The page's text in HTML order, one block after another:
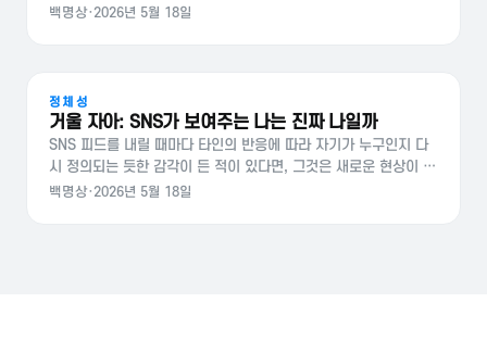
식이다. 둘은 비슷해 보이지만 결이 꽤 다르다. 자존감과 자기연민
백명상· 2026년 5월 18일
정체성
거울 자아: SNS가 보여주는 나는 진짜 나일까
SNS 피드를 내릴 때마다 타인의 반응에 따라 자기가 누구인지 다
시 정의되는 듯한 감각이 든 적이 있다면, 그것은 새로운 현상이 아
니라 한 세기 전에 사회학자가 설명한 메커니즘이 빠른 속도로 작
백명상· 2026년 5월 18일